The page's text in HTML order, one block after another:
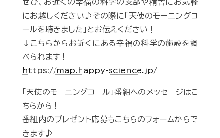
ぜひ、お近くの幸福の科学の支部や精舎にお気軽
にお越しください♪その際に「天使のモーニングコ
ールを聴きました」とお伝えください！
↓こちらからお近くにある幸福の科学の施設を調
べられます！
https://map.happy-science.jp/
「天使のモーニングコール」番組へのメッセージはこ
ちらから！
番組内のプレゼント応募もこちらのフォームからで
きます♪